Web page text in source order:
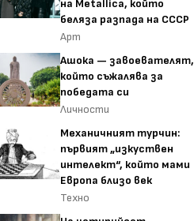
на Metallica, който
беляза разпада на СССР
Арт
Ашока — завоевателят,
който съжалява за
победата си
Личности
Механичният турчин:
първият „изкуствен
интелект“, който мами
Европа близо век
Техно